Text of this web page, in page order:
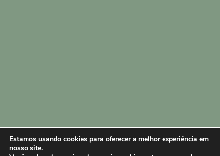
Estamos usando cookies para oferecer a melhor experiência em
nosso site.